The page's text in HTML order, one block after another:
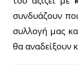
συνδυάζουν
συλλογή μας
θα αναδείξουν